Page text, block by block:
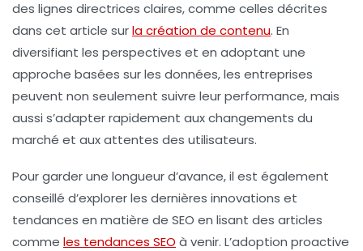
des lignes directrices claires, comme celles décrites
dans cet article surla création de contenu. En
diversifiant les perspectives et en adoptant une
approche basées sur les données, les entreprises
peuvent non seulement suivre leur performance, mais
aussi s’adapter rapidement aux changements du
marché et aux attentes des utilisateurs.
Pour garder une longueur d’avance, il est également
conseillé d’explorer les dernières innovations et
tendances en matière de SEO en lisant des articles
comme les tendances SEO à venir. L’adoption proactive